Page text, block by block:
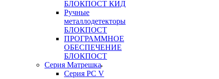
БЛОКПОСТ КИД
Ручные
металлодетекторы
БЛОКПОСТ
ПРОГРАММНОЕ
ОБЕСПЕЧЕНИЕ
БЛОКПОСТ
Серия Матрешка
Серия PC V